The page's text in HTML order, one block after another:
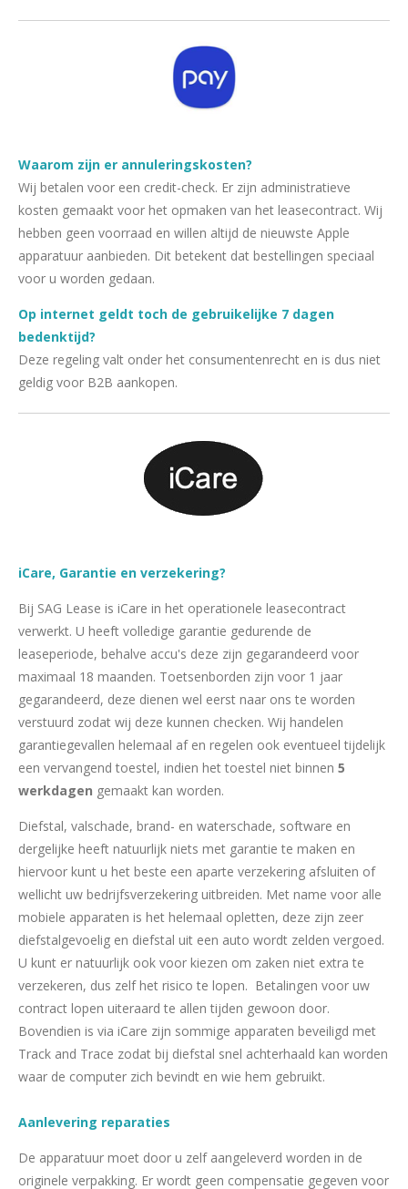
Waarom zijn er annuleringskosten?
Wij betalen voor een credit-check. Er zijn administratieve
kosten gemaakt voor het opmaken van het leasecontract. Wij
hebben geen voorraad en willen altijd de nieuwste Apple
apparatuur aanbieden. Dit betekent dat bestellingen speciaal
voor u worden gedaan.
Op internet geldt toch de gebruikelijke 7 dagen
bedenktijd?
Deze regeling valt onder het consumentenrecht en is dus niet
geldig voor B2B aankopen.
iCare, Garantie en verzekering?
Bij SAG Lease is iCare in het operationele leasecontract
verwerkt. U heeft volledige garantie gedurende de
leaseperiode, behalve accu's deze zijn gegarandeerd voor
maximaal 18 maanden. Toetsenborden zijn voor 1 jaar
gegarandeerd, deze dienen wel eerst naar ons te worden
verstuurd zodat wij deze kunnen checken. Wij handelen
garantiegevallen helemaal af en regelen ook eventueel tijdelijk
een vervangend toestel, indien het toestel niet binnen 5
werkdagen gemaakt kan worden.
Diefstal, valschade, brand- en waterschade, software en
dergelijke heeft natuurlijk niets met garantie te maken en
hiervoor kunt u het beste een aparte verzekering afsluiten of
wellicht uw bedrijfsverzekering uitbreiden. Met name voor alle
mobiele apparaten is het helemaal opletten, deze zijn zeer
diefstalgevoelig en diefstal uit een auto wordt zelden vergoed.
U kunt er natuurlijk ook voor kiezen om zaken niet extra te
verzekeren, dus zelf het risico te lopen. Betalingen voor uw
contract lopen uiteraard te allen tijden gewoon door.
Bovendien is via iCare zijn sommige apparaten beveiligd met
Track and Trace zodat bij diefstal snel achterhaald kan worden
waar de computer zich bevindt en wie hem gebruikt.
Aanlevering reparaties
De apparatuur moet door u zelf aangeleverd worden in de
originele verpakking. Er wordt geen compensatie gegeven voor